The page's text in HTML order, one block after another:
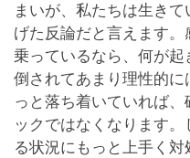
まいが、私たちは生き
げた反論だと言えます
乗っているなら、何が
倒されてあまり理性的
っと落ち着いていれば
ックではなくなります
る状況にもっと上手く